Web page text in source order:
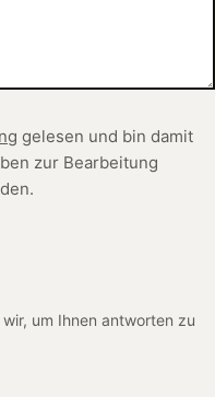
gelesen und bin damit
zur Bearbeitung
um Ihnen antworten zu